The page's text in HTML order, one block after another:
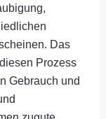
Das
Prozess
Gebrauch und